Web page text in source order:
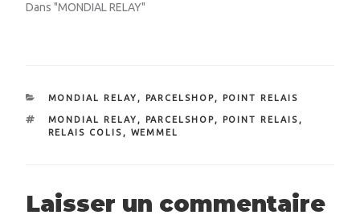
Dans "MONDIAL RELAY"
CATÉGORIES
MONDIAL RELAY, PARCELSHOP, POINT RELAIS
ÉTIQUETTES
MONDIAL RELAY, PARCELSHOP, POINT RELAIS,
RELAIS COLIS, WEMMEL
Laisser un commentaire